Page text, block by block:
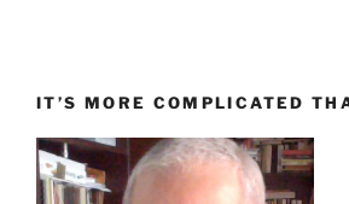
IT’S MORE COMPLICATED